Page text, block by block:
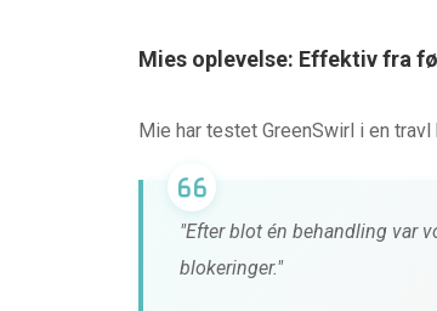
Mies oplevelse: Effektiv fra
Mie har testet GreenSwirl i en
"Efter blot én behandling var
blokeringer."
0 kommentarer